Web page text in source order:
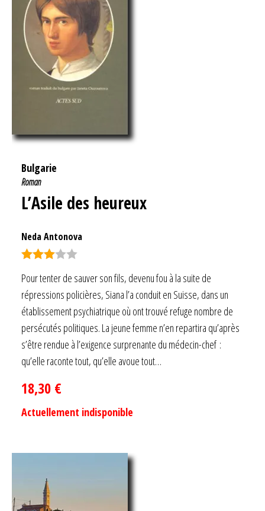
Bulgarie
Roman
L’Asile des heureux
Neda Antonova
sur 5
Pour tenter de sauver son fils, devenu fou à la suite de
répressions policières, Siana l’a conduit en Suisse, dans un
établissement psychiatrique où ont trouvé refuge nombre de
persécutés politiques. La jeune femme n’en repartira qu’après
s’être rendue à l’exigence surprenante du médecin-chef :
qu’elle raconte tout, qu’elle avoue tout…
18,30 €
Actuellement indisponible